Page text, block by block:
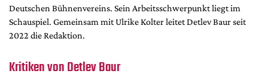
Hefte
Alle Hefte
Podcast
Deutschen Bühnenvereins. Sein Arbeitsschwerpunkt liegt im
Schauspiel. Gemeinsam mit Ulrike Kolter leitet Detlev Baur seit
2022 die Redaktion.
Kritiken von Detlev Baur